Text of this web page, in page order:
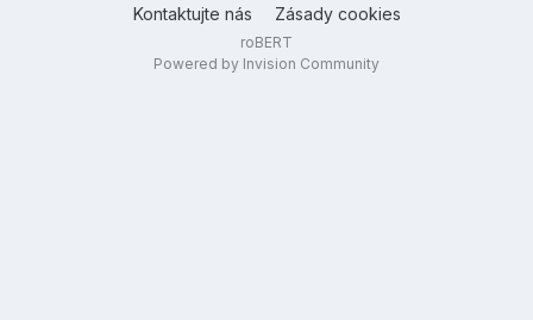
Kontaktujte nás
Zásady cookies
roBERT
Powered by Invision Community